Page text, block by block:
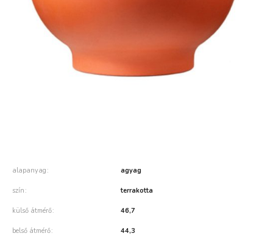
alapanyag agyag
szín terrakotta
külső átmérő 46,7
belső átmérő 44,3